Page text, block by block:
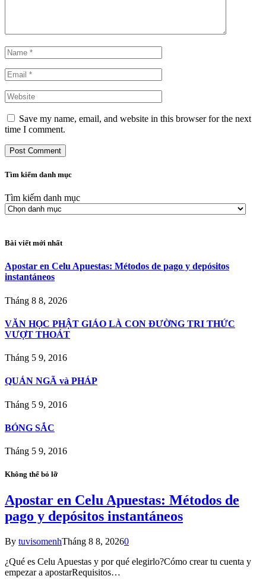
Save my name, email, and website in this browser for the next
time I comment.
Tìm kiếm danh mục
Tìm kiếm danh mục
Bài viết mới nhất
Apostar en Celu Apuestas: Métodos de pago y depósitos
instantáneos
Tháng 8 8, 2026
VĂN HỌC PHẬT GIÁO LÀ CON ÐƯỜNG TRI THỨC
VƯỢT THOÁT
Tháng 5 9, 2016
QUÁN NGÃ và PHÁP
Tháng 5 9, 2016
BÓNG SẮC
Tháng 5 9, 2016
Không thể bỏ lỡ
Apostar en Celu Apuestas: Métodos de
pago y depósitos instantáneos
By tuvisomenhTháng 8 8, 20260
¿Qué es Celu Apuestas y por qué elegirlo?Cómo crear tu cuenta y
empezar a apostarRequisitos…